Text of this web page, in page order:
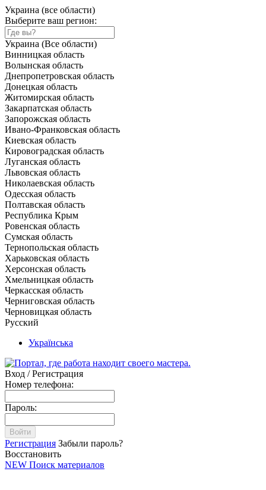
Украина (все области)
Выберите ваш регион:
Украина (Все области)
Винницкая область
Волынская область
Днепропетровская область
Донецкая область
Житомирская область
Закарпатская область
Запорожская область
Ивано-Франковская область
Киевская область
Кировоградская область
Луганская область
Львовская область
Николаевская область
Одесская область
Полтавская область
Республика Крым
Ровенская область
Сумская область
Тернопольская область
Харьковская область
Херсонская область
Хмельницкая область
Черкасская область
Черниговская область
Черновицкая область
Русский
Українська
Вход / Регистрация
Номер телефона:
Пароль:
Войти
Регистрация Забыли пароль?
Восстановить
NEW Поиск материалов